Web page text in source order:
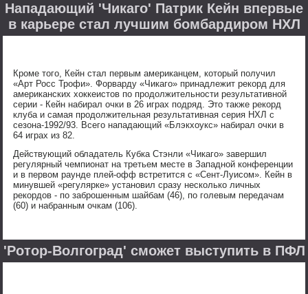
Нападающий 'Чикаго' Патрик Кейн впервые
в карьере стал лучшим бомбардиром НХЛ
Кроме того, Кейн стал первым американцем, который получил
«Арт Росс Трофи». Форварду «Чикаго» принадлежит рекорд для
американских хоккеистов по продолжительности результативной
серии - Кейн набирал очки в 26 играх подряд. Это также рекорд
клуба и самая продолжительная результативная серия НХЛ с
сезона-1992/93. Всего нападающий «Блэкхоукс» набирал очки в
64 играх из 82.
Действующий обладатель Кубка Стэнли «Чикаго» завершил
регулярный чемпионат на третьем месте в Западной конференции
и в первом раунде плей-офф встретится с «Сент-Луисом». Кейн в
минувшей «регулярке» установил сразу несколько личных
рекордов - по заброшенным шайбам (46), по голевым передачам
(60) и набранным очкам (106).
'Ротор-Волгоград' сможет выступить в ПФЛ